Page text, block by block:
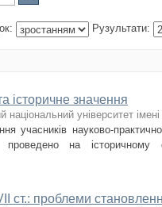
Рузультати:
історичне значення
національний університет
учасників науково-
на історичному
ст.: проблеми